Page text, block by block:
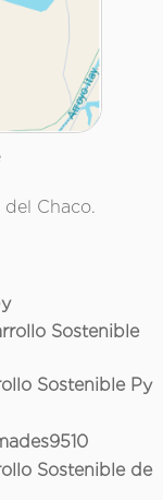
del Chaco.
Sostenible
Sostenible Py
Sostenible de